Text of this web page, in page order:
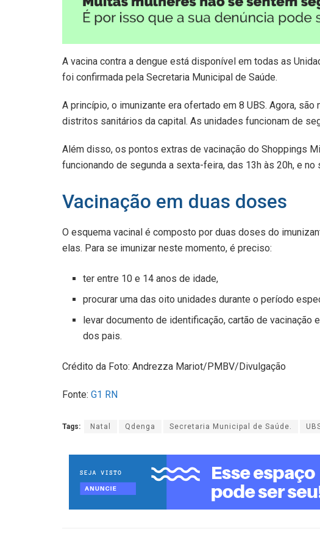
A vacina contra a dengue está disponível em todas as
foi confirmada pela Secretaria Municipal de Saúde.
A princípio, o imunizante era ofertado em 8 UBS. Agora,
distritos sanitários da capital. As unidades funcionam de
Além disso, os pontos extras de vacinação do Shoppings
funcionando de segunda a sexta-feira, das 13h às 20h, e no
Vacinação em duas doses
O esquema vacinal é composto por duas doses do
elas. Para se imunizar neste momento, é preciso:
ter entre 10 e 14 anos de idade,
procurar uma das oito unidades durante o período
levar documento de identificação, cartão de vacinação
dos pais.
Crédito da Foto: Andrezza Mariot/PMBV/Divulgação
Fonte: G1 RN
Tags: Natal Qdenga Secretaria Municipal de Saúde.